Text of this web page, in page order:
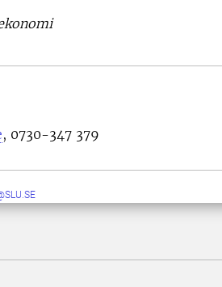
, 0730-347 379